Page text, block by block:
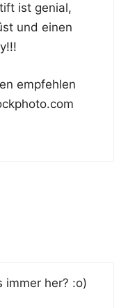
ist geni­al,
und einen
emp­feh­len
immer her? :o)